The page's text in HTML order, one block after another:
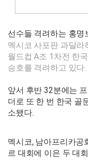
선수들 격려하는 홍명
멕시코 사포판 과달라
월드컵 A조 1차전 한
승호를 격려하고 있다.
앞서 후반 32분에는
더로 또 한 번 한국 골
소됐다.
멕시코, 남아프리카공
르 대회에 이은 두 대